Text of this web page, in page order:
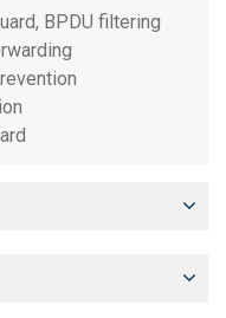
BPDU filtering